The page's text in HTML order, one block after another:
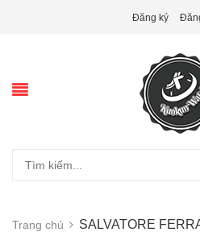
Đăng ký
Trang chủ SALVATORE